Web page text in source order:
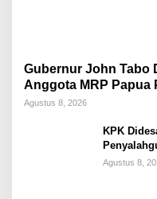
Gubernur John Tabo
Anggota MRP Papua
Warga Papua
Agustus 8, 2026
KPK
Tahun
Agustus 8,